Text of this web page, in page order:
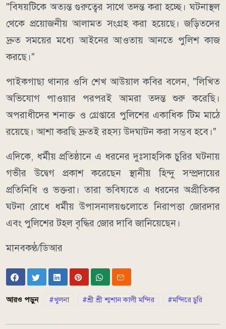
"বিষয়টিকে অত্যন্ত গুরুত্বের সাথে তদন্ত করা হচ্ছে। ঘটনাস্থল
থেকে প্রয়োজনীয় আলামত সংগ্রহ করা হয়েছে। জড়িতদের
দ্রুত সময়ের মধ্যে আইনের আওতায় আনতে পুলিশ কাজ
করছে।"
পাইকগাছা থানার ওসি শেখ আউয়াল কবির বলেন, "লিখিত
অভিযোগ পাওয়ার পরপরই আমরা তদন্ত শুরু করেছি।
অপরাধীদের শনাক্ত ও গ্রেপ্তারে পুলিশের একাধিক টিম মাঠে
রয়েছে। আশা করছি দ্রুতই রহস্য উদ্ঘাটন করা সম্ভব হবে।"
এদিকে, ধর্মীয় প্রতিষ্ঠানে এ ধরনের দুঃসাহসিক চুরির ঘটনায়
গভীর উদ্বেগ প্রকাশ করেছেন স্থানীয় হিন্দু সম্প্রদায়ের
প্রতিনিধি ও ভক্তরা। তারা ভবিষ্যতে এ ধরনের অপ্রীতিকর
ঘটনা রোধে ধর্মীয় উপাসনালয়গুলোতে নিরাপত্তা জোরদার
এবং পুলিশের টহল বৃদ্ধির জোর দাবি জানিয়েছেন।
মানবকণ্ঠ/ডিআর
আরও পড়ুন খুলনা শ্রী শ্রী শ্মশান কালী মন্দির মন্দিরে চুরি